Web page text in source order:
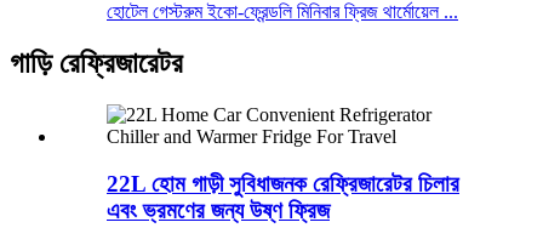
হোটেল গেস্টরুম ইকো-ফ্রেন্ডলি মিনিবার ফ্রিজ থার্মোয়েল ...
গাড়ি রেফ্রিজারেটর
22L হোম গাড়ী সুবিধাজনক রেফ্রিজারেটর চিলার
এবং ভ্রমণের জন্য উষ্ণ ফ্রিজ